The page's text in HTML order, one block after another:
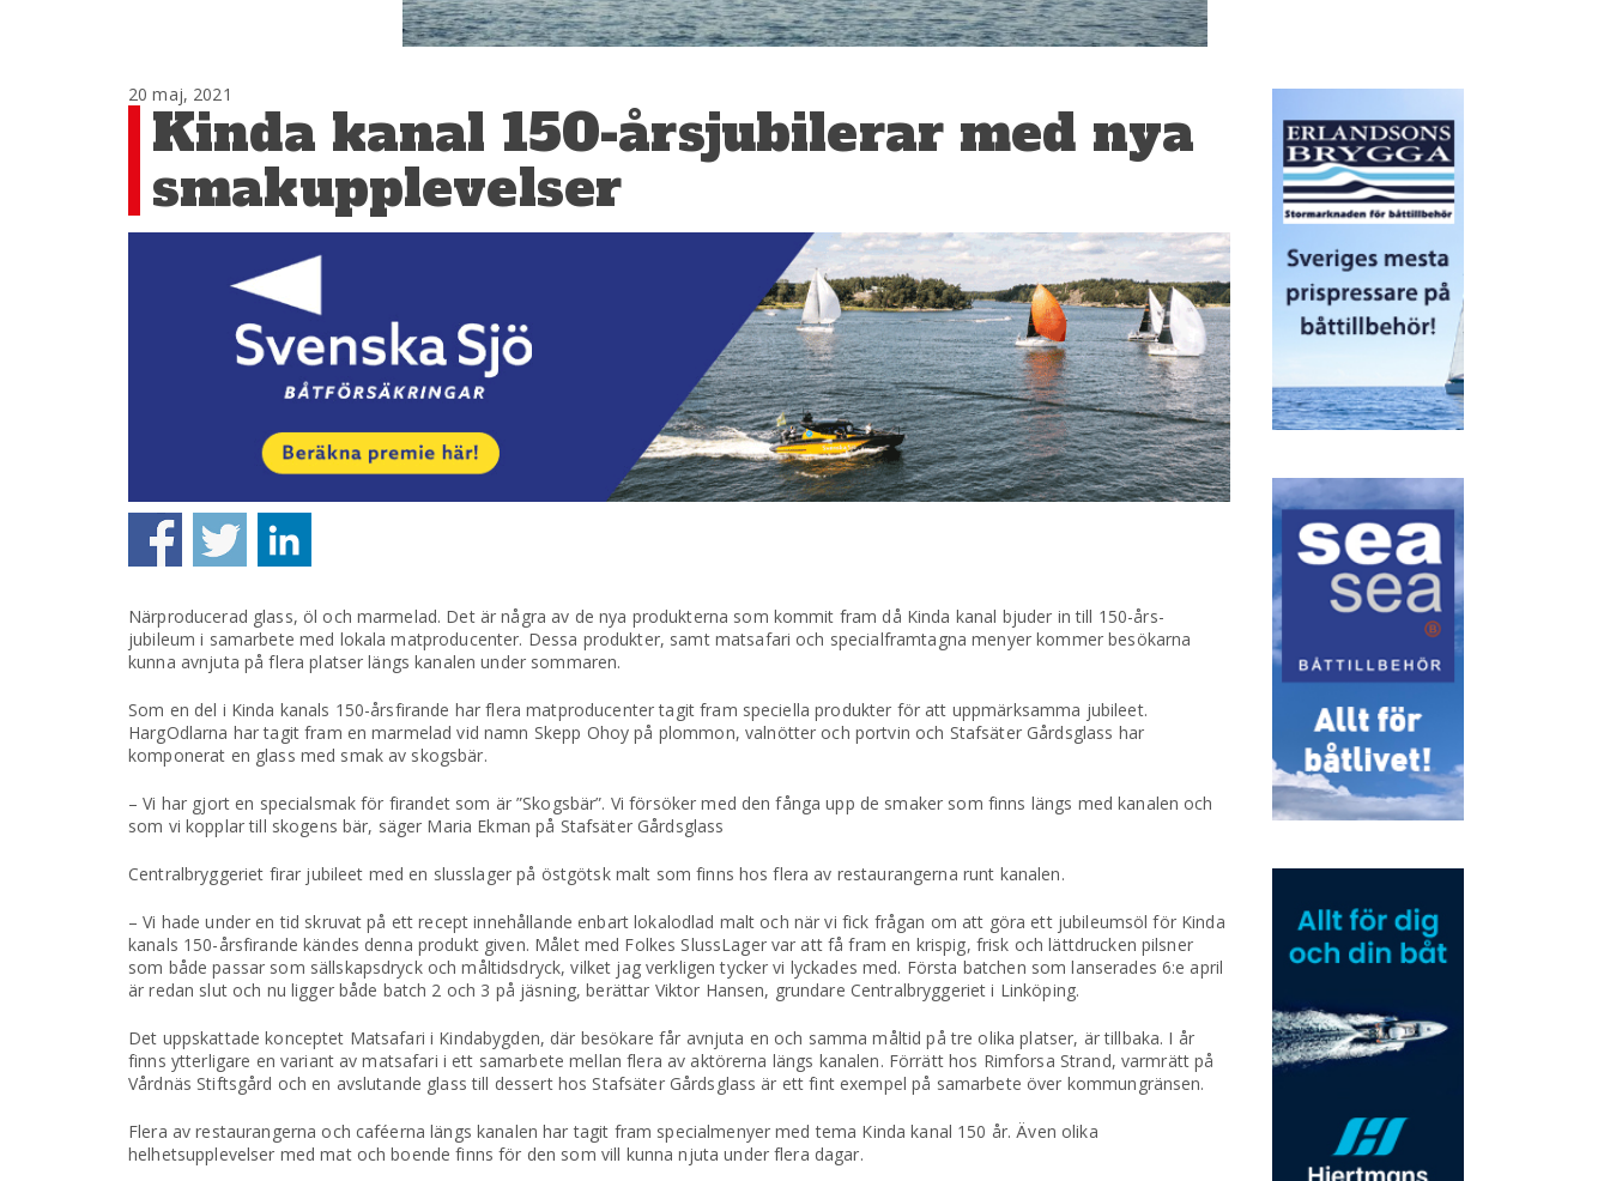
20 maj, 2021
Kinda kanal 150-årsjubilerar med nya
smakupplevelser
Närproducerad glass, öl och marmelad. Det är några av de nya produkterna som kommit fram då Kinda kanal bjuder in till 150-års-
jubileum i samarbete med lokala matproducenter. Dessa produkter, samt matsafari och specialframtagna menyer kommer besökarna
kunna avnjuta på flera platser längs kanalen under sommaren.
Som en del i Kinda kanals 150-årsfirande har flera matproducenter tagit fram speciella produkter för att uppmärksamma jubileet.
HargOdlarna har tagit fram en marmelad vid namn Skepp Ohoy på plommon, valnötter och portvin och Stafsäter Gårdsglass har
komponerat en glass med smak av skogsbär.
– Vi har gjort en specialsmak för firandet som är ”Skogsbär”. Vi försöker med den fånga upp de smaker som finns längs med kanalen och
som vi kopplar till skogens bär, säger Maria Ekman på Stafsäter Gårdsglass
Centralbryggeriet firar jubileet med en slusslager på östgötsk malt som finns hos flera av restaurangerna runt kanalen.
– Vi hade under en tid skruvat på ett recept innehållande enbart lokalodlad malt och när vi fick frågan om att göra ett jubileumsöl för Kinda
kanals 150-årsfirande kändes denna produkt given. Målet med Folkes SlussLager var att få fram en krispig, frisk och lättdrucken pilsner
som både passar som sällskapsdryck och måltidsdryck, vilket jag verkligen tycker vi lyckades med. Första batchen som lanserades 6:e april
är redan slut och nu ligger både batch 2 och 3 på jäsning, berättar Viktor Hansen, grundare Centralbryggeriet i Linköping.
Det uppskattade konceptet Matsafari i Kindabygden, där besökare får avnjuta en och samma måltid på tre olika platser, är tillbaka. I år
finns ytterligare en variant av matsafari i ett samarbete mellan flera av aktörerna längs kanalen. Förrätt hos Rimforsa Strand, varmrätt på
Vårdnäs Stiftsgård och en avslutande glass till dessert hos Stafsäter Gårdsglass är ett fint exempel på samarbete över kommungränsen.
Flera av restaurangerna och caféerna längs kanalen har tagit fram specialmenyer med tema Kinda kanal 150 år. Även olika
helhetsupplevelser med mat och boende finns för den som vill kunna njuta under flera dagar.